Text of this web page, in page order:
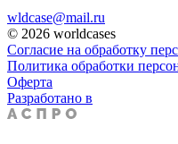
wldcase@mail.ru
© 2026 worldcases
Согласие на обработку
Политика обработки
Оферта
Разработано в